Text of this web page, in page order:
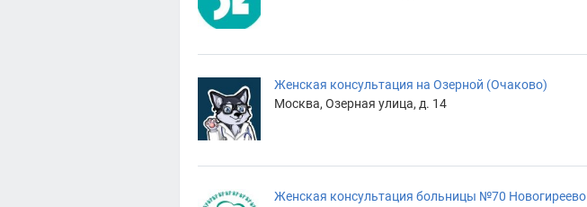
Женская консультация на Озерной (Очаково)
Москва, Озерная улица, д. 14
Женская консультация больницы №70 Новогиреево